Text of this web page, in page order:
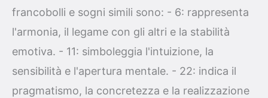
francobolli e sogni simili sono: - 6: rappresenta
l'armonia, il legame con gli altri e la stabilità
emotiva. - 11: simboleggia l'intuizione, la
sensibilità e l'apertura mentale. - 22: indica il
pragmatismo, la concretezza e la realizzazione